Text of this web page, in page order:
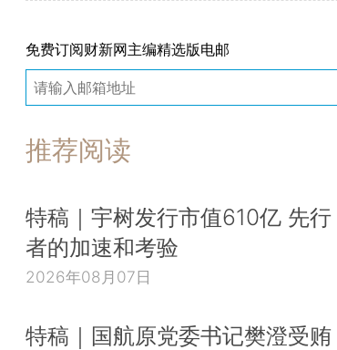
免费订阅财新网主编精选版电邮
推荐阅读
特稿｜宇树发行市值610亿 先行
者的加速和考验
2026年08月07日
特稿｜国航原党委书记樊澄受贿